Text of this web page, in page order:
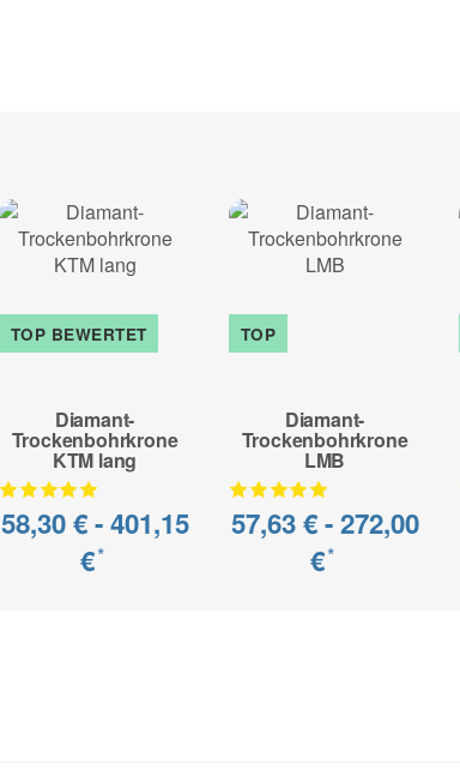
TOP BEWERTET
Diamant-
Trockenbohrkrone
KTM lang
58,30 € -401,15
€*
TOP
Diamant-
Trockenbohrkrone
LMB
57,63 € -272,00
€*